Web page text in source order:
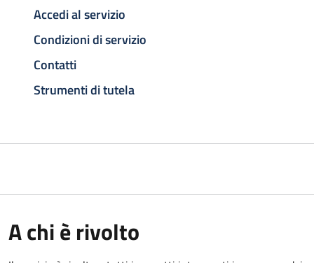
Accedi al servizio
Condizioni di servizio
Contatti
Strumenti di tutela
A chi è rivolto